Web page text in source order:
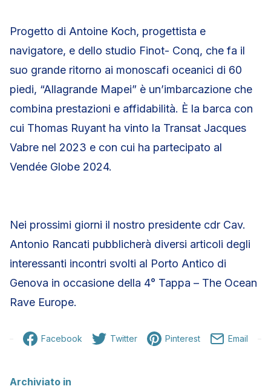
Progetto di Antoine Koch, progettista e
navigatore, e dello studio Finot- Conq, che fa il
suo grande ritorno ai monoscafi oceanici di 60
piedi, “Allagrande Mapei” è un’imbarcazione che
combina prestazioni e affidabilità. È la barca con
cui Thomas Ruyant ha vinto la Transat Jacques
Vabre nel 2023 e con cui ha partecipato al
Vendée Globe 2024.
Nei prossimi giorni il nostro presidente cdr Cav.
Antonio Rancati pubblicherà diversi articoli degli
interessanti incontri svolti al Porto Antico di
Genova in occasione della 4° Tappa – The Ocean
Rave Europe.
Facebook Twitter Pinterest Email
Archiviato in